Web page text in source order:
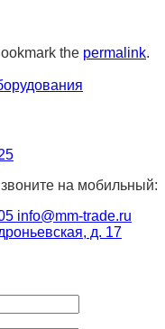
the permalink.
на мобильный:
info@mm-trade.ru
д. 17